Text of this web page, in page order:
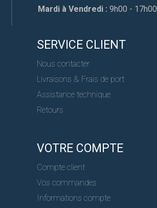
Mardi à Vendredi : 9h00 - 17h00
SERVICE CLIENT
Nous contacter
Livraisons & Frais de port
Assistance technique
Retours
VOTRE COMPTE
Compte client
Vos commandes
Informations compte